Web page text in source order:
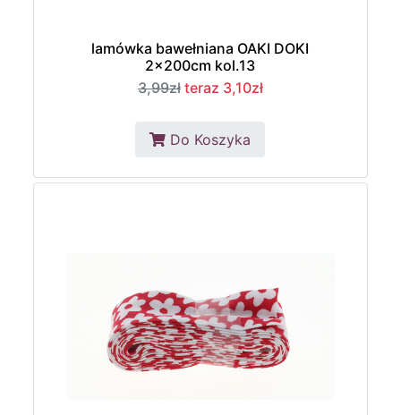
lamówka bawełniana OAKI DOKI
2x200cm kol.13
3,99zł teraz 3,10zł
Do Koszyka